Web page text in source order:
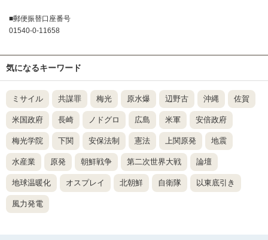
■郵便振替口座番号
01540-0-11658
気になるキーワード
ミサイル 共謀罪 梅光 原水爆 辺野古 沖縄 佐賀
米国政府 長崎 ノドグロ 広島 米軍 安倍政府
梅光学院 下関 安保法制 憲法 上関原発 地震
水産業 原発 朝鮮戦争 第二次世界大戦 論壇
地球温暖化 オスプレイ 北朝鮮 自衛隊 以東底引き
風力発電